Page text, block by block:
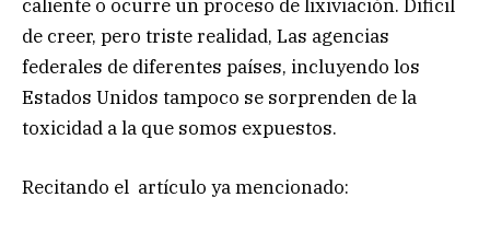
caliente o ocurre un proceso de lixiviación. Dificil
de creer, pero triste realidad, Las agencias
federales de diferentes países, incluyendo los
Estados Unidos tampoco se sorprenden de la
toxicidad a la que somos expuestos.
Recitando el artículo ya mencionado: